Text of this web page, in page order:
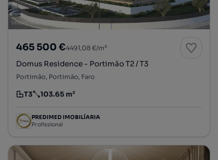
465 500 €4491,08 €/m²
Domus Residence - Portimão T2 / T3
Portimão, Portimão, Faro
Tipologia
T3
Preço por metro quadrado
103.65 m²
PREDIMED IMOBILÍARIA
Profissional